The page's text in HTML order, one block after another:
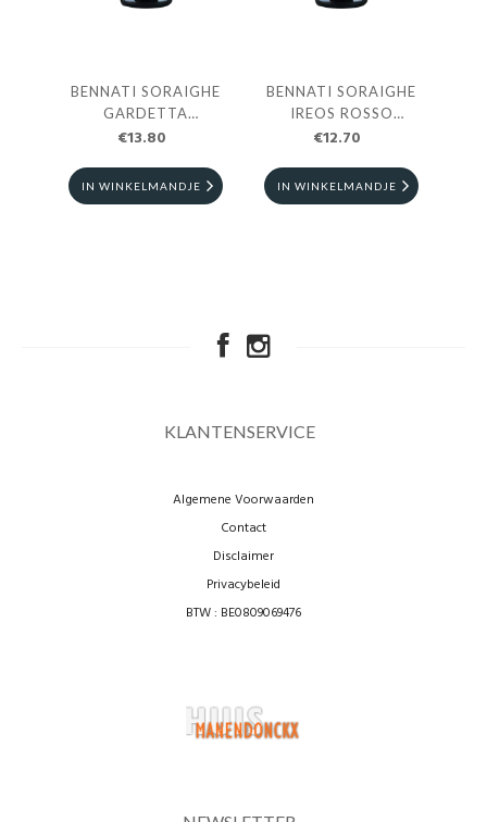
BENNATI SORAIGHE
GARDETTA
APPASIMENTO 0.75L
€13.80
IN WINKELMANDJE
BENNATI SORAIGHE
IREOS ROSSO
VERONESE 0.75L
€12.70
IN WINKELMANDJE
KLANTENSERVICE
Algemene Voorwaarden
Contact
Disclaimer
Privacybeleid
BTW : BE0809069476